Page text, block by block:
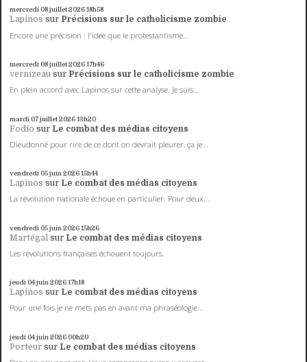
mercredi 08juillet 202618h58
Lapinos sur Précisions sur le catholicisme zombie
Encore une précision : l'idée que le protestantisme...
mercredi 08juillet 202617h46
vernizeau sur Précisions sur le catholicisme zombie
En plein accord avec Lapinos sur cette analyse. Je suis...
mardi 07juillet 202613h20
Fodio sur Le combat des médias citoyens
Dieudonné pour rire de ce dont on devrait pleurer, ça je...
vendredi 05juin 202615h44
Lapinos sur Le combat des médias citoyens
La révolution nationale échoue en particulier. Pour deux...
vendredi 05juin 202615h26
Martégal sur Le combat des médias citoyens
Les révolutions françaises échouent toujours.
jeudi 04juin 202617h18
Lapinos sur Le combat des médias citoyens
Pour une fois je ne mets pas en avant ma phraséologie...
jeudi 04juin 2026 00h20
Porteur sur Le combat des médias citoyens